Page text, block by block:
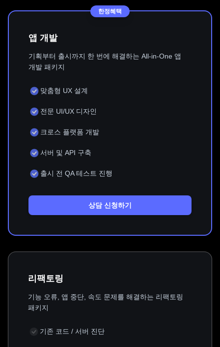
한정혜택
앱 개발
기획부터 출시까지 한 번에 해결하는 All-in-One 앱
개발 패키지
맞춤형 UX 설계
전문 UI/UX 디자인
크로스 플랫폼 개발
서버 및 API 구축
출시 전 QA 테스트 진행
상담 신청하기
리팩토링
기능 오류, 앱 중단, 속도 문제를 해결하는 리팩토링
패키지
기존 코드 / 서버 진단